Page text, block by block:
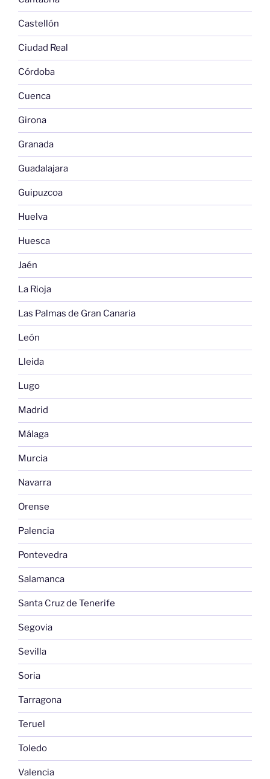
Castellón
Ciudad Real
Córdoba
Cuenca
Girona
Granada
Guadalajara
Guipuzcoa
Huelva
Huesca
Jaén
La Rioja
Las Palmas de Gran Canaria
León
Lleida
Lugo
Madrid
Málaga
Murcia
Navarra
Orense
Palencia
Pontevedra
Salamanca
Santa Cruz de Tenerife
Segovia
Sevilla
Soria
Tarragona
Teruel
Toledo
Valencia